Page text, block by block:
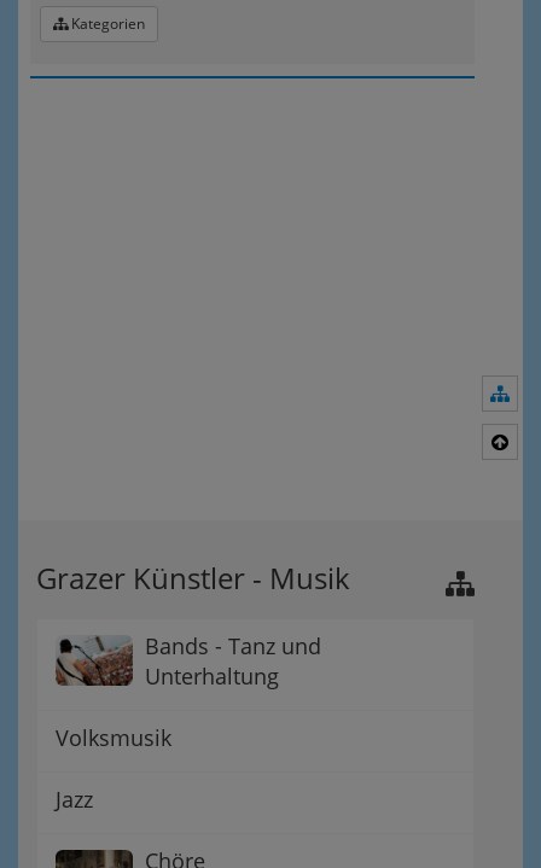
Kategorien
Grazer Künstler - Musik
Bands - Tanz und
Unterhaltung
Volksmusik
Jazz
Chöre